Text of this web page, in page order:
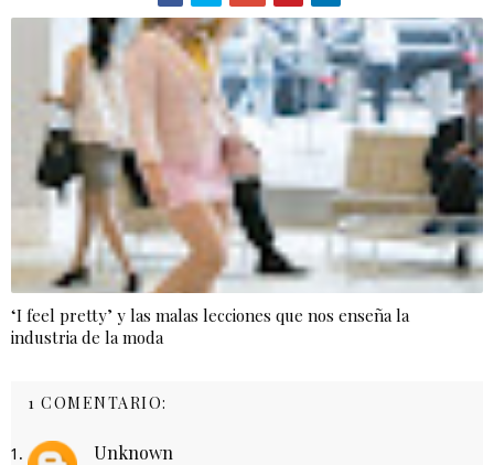
‘I feel pretty’ y las malas lecciones que nos enseña la
industria de la moda
1 COMENTARIO:
Unknown